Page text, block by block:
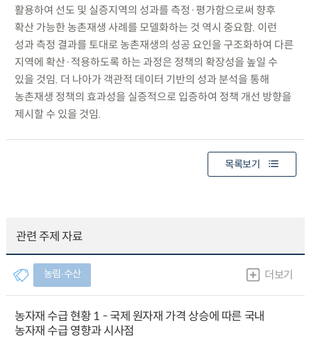
활용하여 선도 및 실증지역의 성과를 측정·평가함으로써 향후
확산 가능한 농촌재생 사례를 모델화하는 것 역시 중요함. 이런
성과 측정 결과를 토대로 농촌재생의 성공 요인을 구조화하여 다른
지역에 확산·적용하도록 하는 과정은 정책의 확장성을 높일 수
있을 것임. 더 나아가 객관적 데이터 기반의 성과 분석을 통해
농촌재생 정책의 효과성을 실증적으로 입증하여 정책 개선 방향을
제시할 수 있을 것임.
목록보기
관련 주제 자료
농림∙수산 더보기
농자재 수급 현황 1 - 국제 원자재 가격 상승에 따른 국내
농자재 수급 영향과 시사점